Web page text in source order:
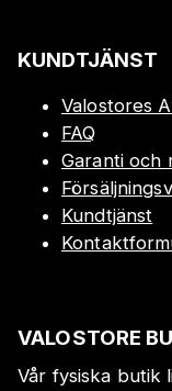
KUNDTJÄNST
Valostores
FAQ
Garanti och
Kundtjänst
VALOSTORE
Vår fysiska butik